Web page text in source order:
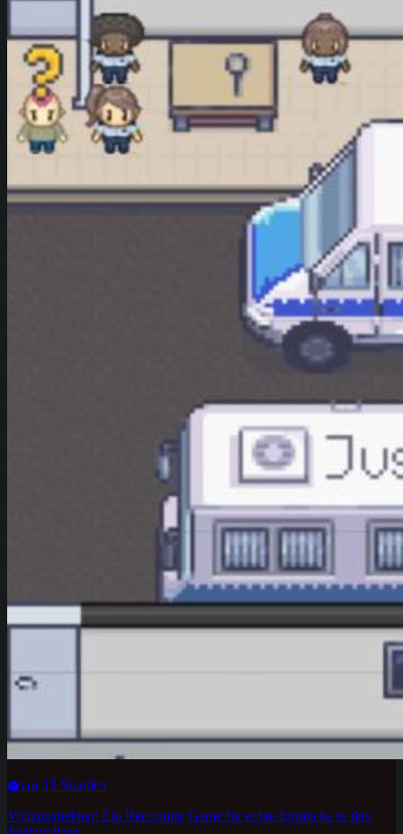
vor 13 Stunden
Vollzugshelden: Ein Recruiting Game für echte Einblicke in den